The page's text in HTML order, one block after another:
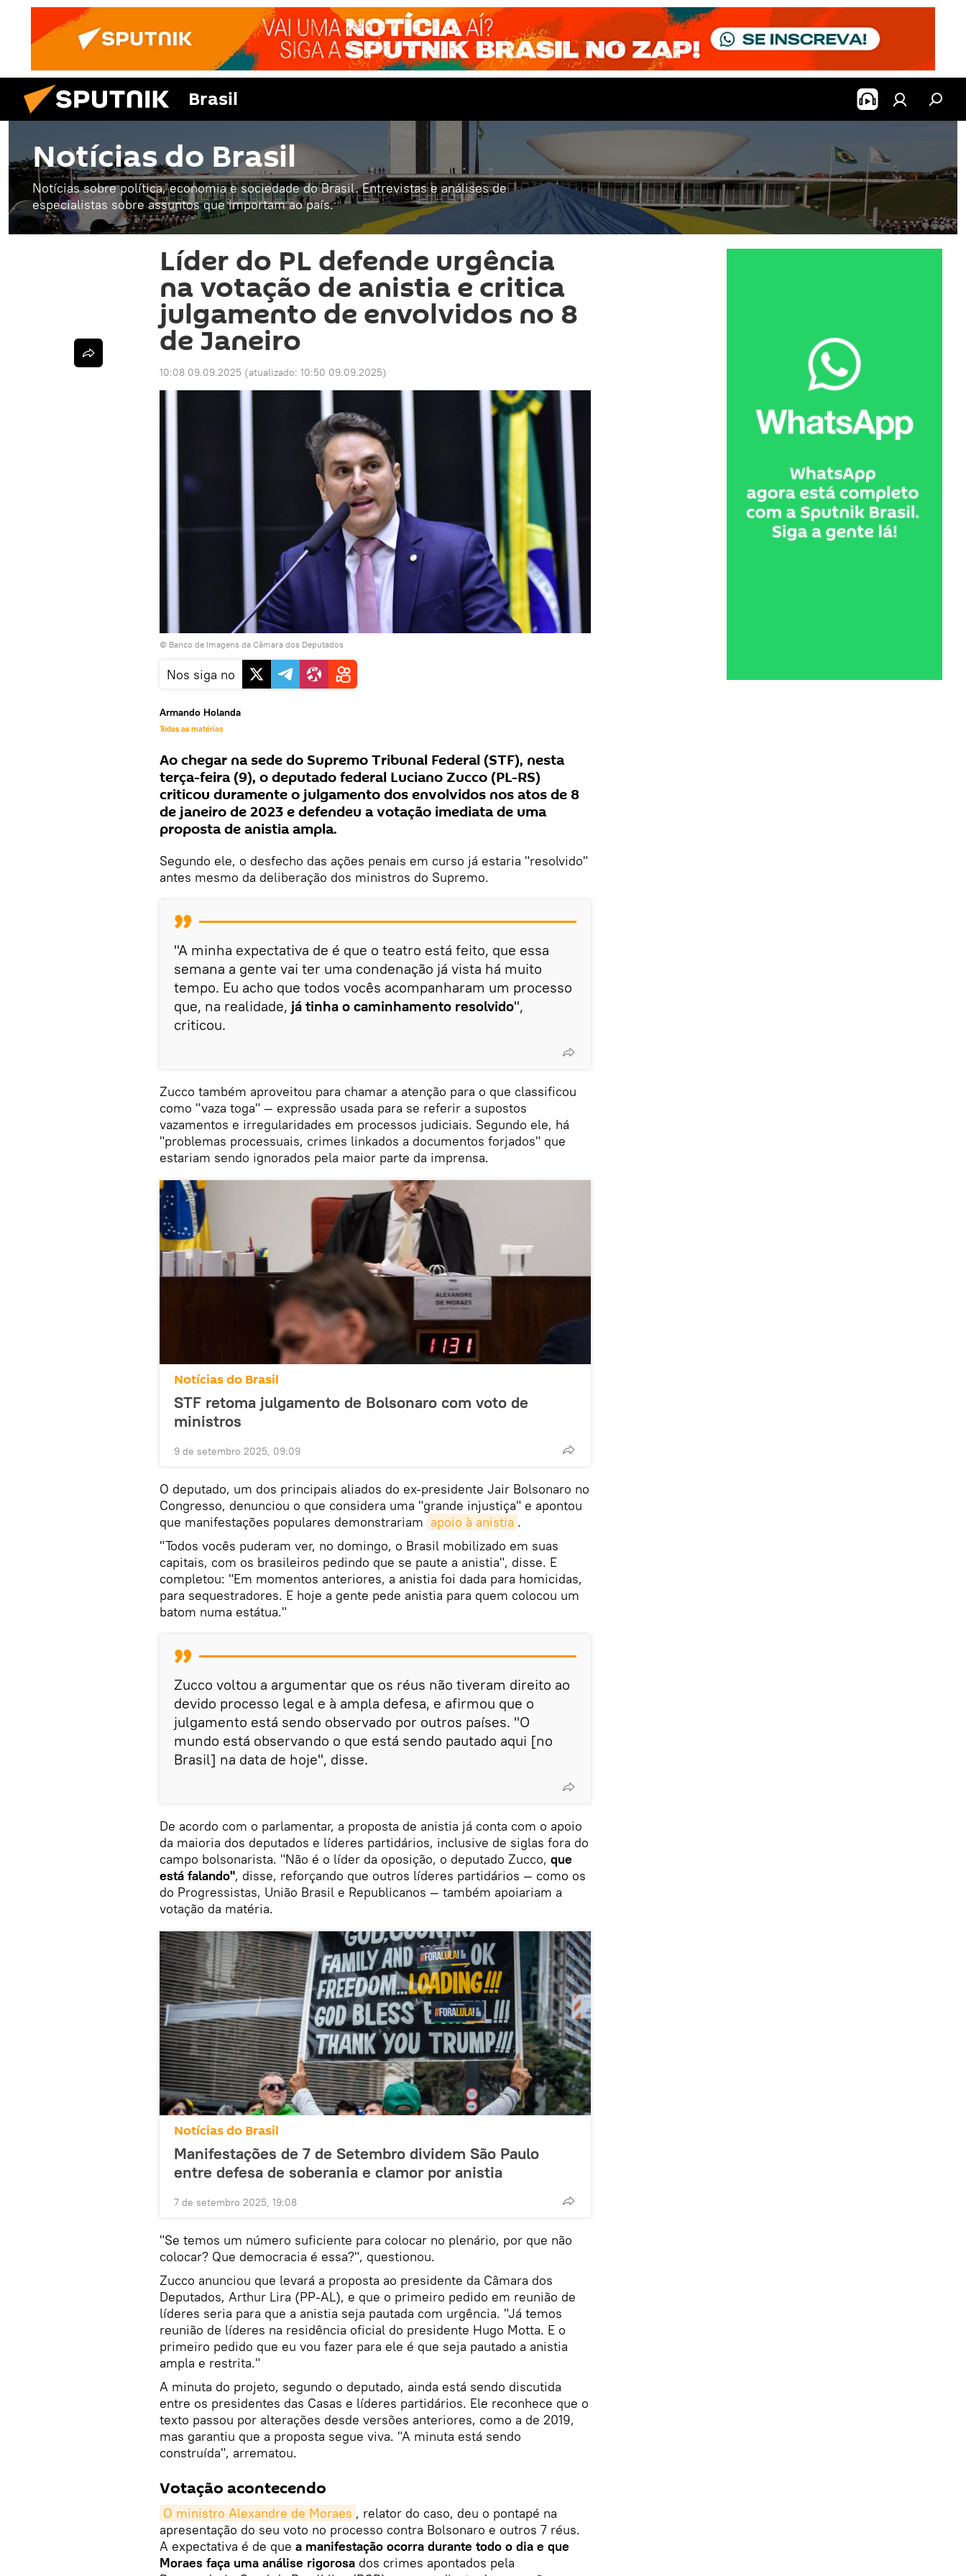
Brasil
Notícias do Brasil
Notícias sobre política, economia e sociedade do Brasil. Entrevistas e análises de
especialistas sobre assuntos que importam ao país.
Líder do PL defende urgência
na votação de anistia e critica
julgamento de envolvidos no 8
de Janeiro
10:08 09.09.2025 (atualizado: 10:50 09.09.2025)
© Banco de Imagens da Câmara dos Deputados
Nos siga no
Armando Holanda
Todas as matérias
Ao chegar na sede do Supremo Tribunal Federal (STF), nesta
terça-feira (9), o deputado federal Luciano Zucco (PL-RS)
criticou duramente o julgamento dos envolvidos nos atos de 8
de janeiro de 2023 e defendeu a votação imediata de uma
proposta de anistia ampla.
Segundo ele, o desfecho das ações penais em curso já estaria "resolvido"
antes mesmo da deliberação dos ministros do Supremo.
"A minha expectativa de é que o teatro está feito, que essa
semana a gente vai ter uma condenação já vista há muito
tempo. Eu acho que todos vocês acompanharam um processo
que, na realidade, já tinha o caminhamento resolvido",
criticou.
Zucco também aproveitou para chamar a atenção para o que classificou
como "vaza toga" — expressão usada para se referir a supostos
vazamentos e irregularidades em processos judiciais. Segundo ele, há
"problemas processuais, crimes linkados a documentos forjados" que
estariam sendo ignorados pela maior parte da imprensa.
Notícias do Brasil
STF retoma julgamento de Bolsonaro com voto de
ministros
9 de setembro 2025, 09:09
O deputado, um dos principais aliados do ex-presidente Jair Bolsonaro no
Congresso, denunciou o que considera uma "grande injustiça" e apontou
que manifestações populares demonstrariam apoio à anistia .
"Todos vocês puderam ver, no domingo, o Brasil mobilizado em suas
capitais, com os brasileiros pedindo que se paute a anistia", disse. E
completou: "Em momentos anteriores, a anistia foi dada para homicidas,
para sequestradores. E hoje a gente pede anistia para quem colocou um
batom numa estátua."
Zucco voltou a argumentar que os réus não tiveram direito ao
devido processo legal e à ampla defesa, e afirmou que o
julgamento está sendo observado por outros países. "O
mundo está observando o que está sendo pautado aqui [no
Brasil] na data de hoje", disse.
De acordo com o parlamentar, a proposta de anistia já conta com o apoio
da maioria dos deputados e líderes partidários, inclusive de siglas fora do
campo bolsonarista. "Não é o líder da oposição, o deputado Zucco, que
está falando", disse, reforçando que outros líderes partidários — como os
do Progressistas, União Brasil e Republicanos — também apoiariam a
votação da matéria.
Notícias do Brasil
Manifestações de 7 de Setembro dividem São Paulo
entre defesa de soberania e clamor por anistia
7 de setembro 2025, 19:08
"Se temos um número suficiente para colocar no plenário, por que não
colocar? Que democracia é essa?", questionou.
Zucco anunciou que levará a proposta ao presidente da Câmara dos
Deputados, Arthur Lira (PP-AL), e que o primeiro pedido em reunião de
líderes seria para que a anistia seja pautada com urgência. "Já temos
reunião de líderes na residência oficial do presidente Hugo Motta. E o
primeiro pedido que eu vou fazer para ele é que seja pautado a anistia
ampla e restrita."
A minuta do projeto, segundo o deputado, ainda está sendo discutida
entre os presidentes das Casas e líderes partidários. Ele reconhece que o
texto passou por alterações desde versões anteriores, como a de 2019,
mas garantiu que a proposta segue viva. "A minuta está sendo
construída", arrematou.
Votação acontecendo
O ministro Alexandre de Moraes , relator do caso, deu o pontapé na
apresentação do seu voto no processo contra Bolsonaro e outros 7 réus.
A expectativa é de que a manifestação ocorra durante todo o dia e que
Moraes faça uma análise rigorosa dos crimes apontados pela